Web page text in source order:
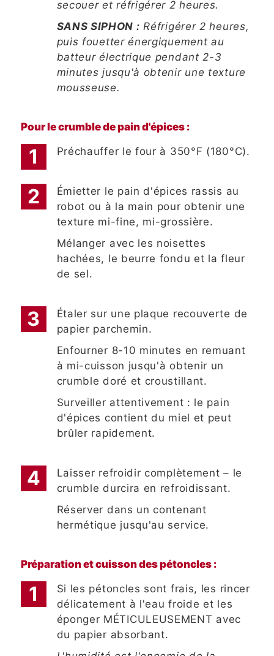
secouer et réfrigérer 2 heures.
SANS SIPHON : Réfrigérer 2 heures,
puis fouetter énergiquement au
batteur électrique pendant 2-3
minutes jusqu'à obtenir une texture
mousseuse.
Pour le crumble de pain d'épices :
Préchauffer le four à 350°F (180°C).
Émietter le pain d'épices rassis au
robot ou à la main pour obtenir une
texture mi-fine, mi-grossière.
Mélanger avec les noisettes
hachées, le beurre fondu et la fleur
de sel.
Étaler sur une plaque recouverte de
papier parchemin.
Enfourner 8-10 minutes en remuant
à mi-cuisson jusqu'à obtenir un
crumble doré et croustillant.
Surveiller attentivement : le pain
d'épices contient du miel et peut
brûler rapidement.
Laisser refroidir complètement – le
crumble durcira en refroidissant.
Réserver dans un contenant
hermétique jusqu'au service.
Préparation et cuisson des pétoncles :
Si les pétoncles sont frais, les rincer
délicatement à l'eau froide et les
éponger MÉTICULEUSEMENT avec
du papier absorbant.